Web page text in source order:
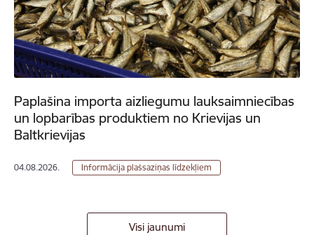
Paplašina importa aizliegumu lauksaimniecības
un lopbarības produktiem no Krievijas un
Baltkrievijas
04.08.2026. Informācija plašsaziņas līdzekļiem
Visi jaunumi